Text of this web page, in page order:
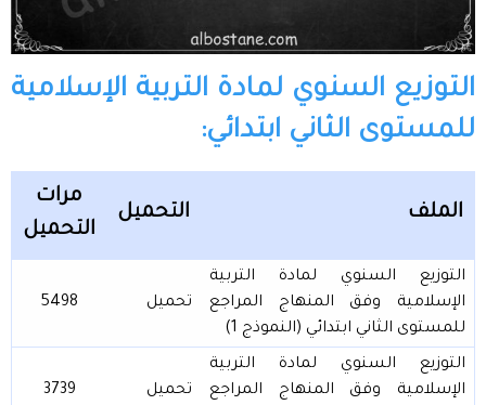
التوزيع السنوي لمادة التربية الإسلامية
للمستوى الثاني ابتدائي:
الملف التحميل
مرات
التحميل
التوزيع السنوي لمادة التربية
الإسلامية وفق المنهاج المراجع
للمستوى الثاني ابتدائي (النموذج 1)
تحميل 5498
التوزيع السنوي لمادة التربية
الإسلامية وفق المنهاج المراجع
تحميل 3739